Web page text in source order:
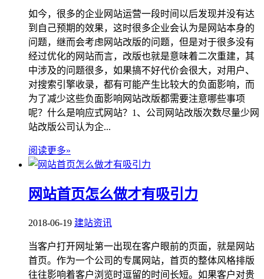
如今，很多的企业网站运营一段时间以后发现并没有达
到自己预期的效果，这时很多企业会认为是网站本身的
问题，继而会考虑网站改版的问题，但是对于很多没有
经过优化的网站而言，改版也就是意味着二次重建，其
中涉及的问题很多，如果搞不好代价会很大，对用户、
对搜索引擎收录，都有可能产生比较大的负面影响，而
为了减少这些负面影响网站改版都需要注意哪些事项
呢？什么是响应式网站？1、公司网站改版次数尽量少网
站改版公司认为企...
阅读更多»
网站首页怎么做才有吸引力
2018-06-19 建站资讯
当客户打开网址第一出现在客户眼前的页面，就是网站
首页。作为一个公司的专属网站，首页的整体风格排版
往往影响着客户浏览时逗留的时间长短。如果客户对贵